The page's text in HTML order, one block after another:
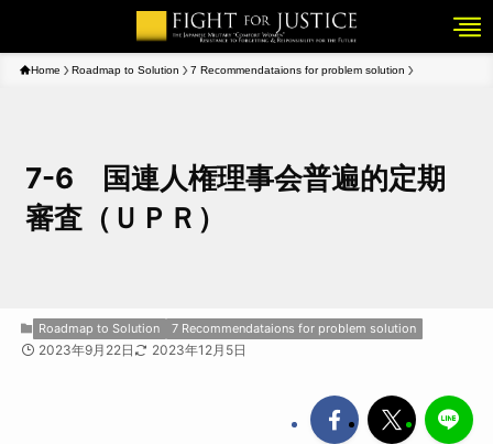
Home Roadmap to Solution 7 Recommendataions for problem solution
7-6 国連人権理事会普遍的定期
審査（ＵＰＲ）
Roadmap to Solution 7 Recommendataions for problem solution
2023年9月22日 2023年12月5日